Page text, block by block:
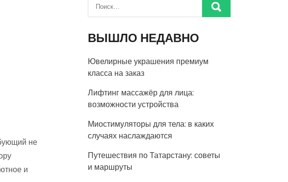
не
и
ВЫШЛО НЕДАВНО
Ювелирные украшения премиум
класса на заказ
Лифтинг массажёр для лица:
возможности устройства
Миостимуляторы для тела: в каких
случаях наслаждаются
Путешествия по Татарстану: советы
и маршруты